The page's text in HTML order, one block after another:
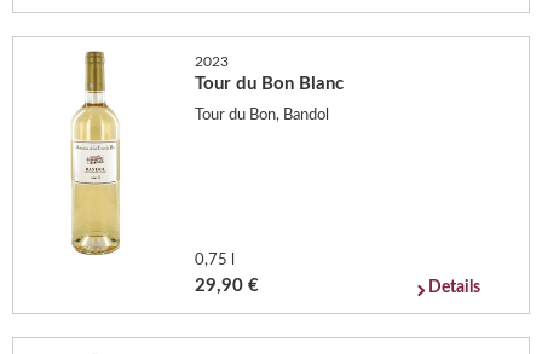
2023
Tour du Bon Blanc
Tour du Bon, Bandol
0,75 l
29,90 € Details